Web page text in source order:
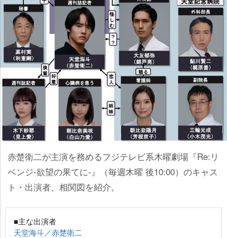
赤楚衛二が主演を務めるフジテレビ系木曜劇場『Re:リ
ベンジ-欲望の果てに-』（毎週木曜 後10:00）のキャス
ト・出演者、相関図を紹介。
■主な出演者
天堂海斗／赤楚衛二